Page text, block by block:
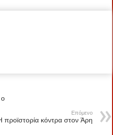
Επόμενο
προϊστορία κόντρα στον Άρη